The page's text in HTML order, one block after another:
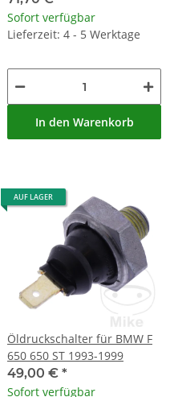
Sofort verfügbar
Lieferzeit: 4 - 5 Werktage
In den Warenkorb
AUF LAGER
Öldruckschalter für BMW F
650 650 ST 1993-1999
49,00 € *
Sofort verfügbar